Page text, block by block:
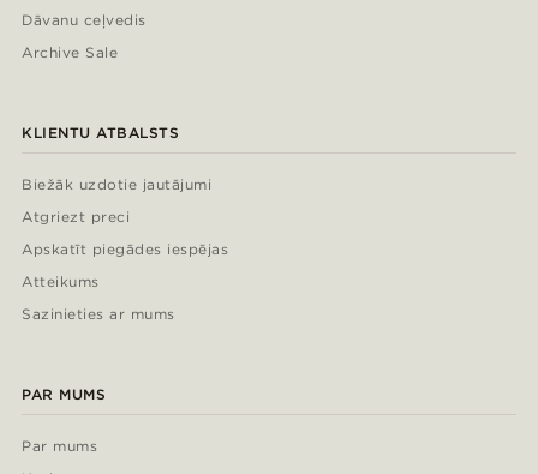
Dāvanu ceļvedis
Archive Sale
KLIENTU ATBALSTS
Biežāk uzdotie jautājumi
Atgriezt preci
Apskatīt piegādes iespējas
Atteikums
Sazinieties ar mums
PAR MUMS
Par mums